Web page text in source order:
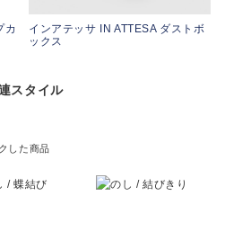
カ
インアテッサ IN ATTESA ダストボ
ックス
スタイル
した商品